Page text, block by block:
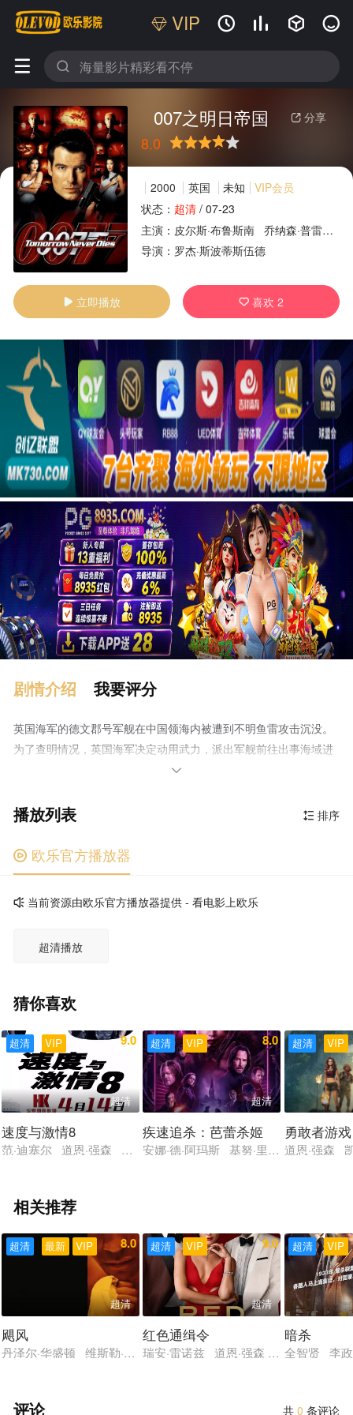
VIP    
 
 分享
007之明日帝国
8.0
很差较差还行推荐力荐
2000 英国 未知
VIP会员
状态： 超清/ 07-23
主演： 皮尔斯·布鲁斯南 乔纳森·普雷斯
导演： 罗杰·斯波蒂斯伍德
 立即播放  喜欢2
广告
剧情介绍 我要评分
英国海军的德文郡号军舰在中国领海内被遭到不明鱼雷攻击沉没。
为了查明情况，英国海军决定动用武力，派出军舰前往出事海域进
行反击。然而却被秘密情报负责人M（朱迪·丹奇 Judi Dench 饰）
Pierce Brosnan 饰）去查清真正的原因，避免两国之间一触即发的
Jonathan Pryce 饰）进入了邦德的视线。而且在卡佛举办的晚宴
上，邦德遇上了前女友帕丽丝（泰瑞·海切尔 Teri Hatcher 饰），现
军舰偏离了航道为自己的调查争取到了宝贵的时间。从卡佛处偷来
国女特工林惠（杨紫琼 饰）一起被卡佛擒获。原来，卡佛是想通过
捣毁卡佛的阴谋？

 排序
播放列表
 欧乐官方播放器
当前资源由欧乐官方播放器提供 - 看电影上欧乐
超清播放
猜你喜欢
VIP
超清 9.0
超清
速度与激情8
范·迪塞尔 道恩·强森 查理兹·塞隆 杰森·斯坦森 米歇尔·罗德里
VIP
超清 8.0
超清
疾速追杀：芭蕾杀姬
安娜·德·阿玛斯 基努·里维斯 安杰丽
VIP
超清
勇敢者游
道恩·强森
相关推荐
最新 VIP
超清 8.0
超清
飓风
丹泽尔·华盛顿 维斯勒·夏农 黛博拉·卡拉·安格 列维·施瑞博尔
VIP
超清 9.0
超清
红色通缉令
瑞安·雷诺兹 道恩·强森 盖尔·加朵 里
VIP
超清
暗杀
全智贤 李
共0 条评论
评论